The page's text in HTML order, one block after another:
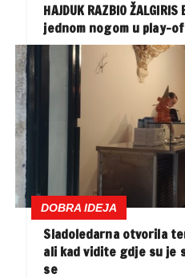
HAJDUK RAZBIO
jednom nogom u play-
DOBRA IDEJA
Sladoledarna otvorila
ali kad vidite gdje su je
se